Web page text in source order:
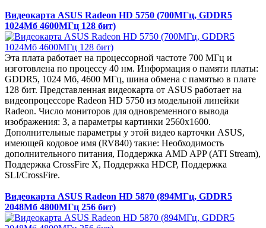
Видеокарта ASUS Radeon HD 5750 (700МГц, GDDR5
1024Мб 4600МГц 128 бит)
Эта плата работает на процессорной частоте 700 МГц и
изготовлена по процессу 40 нм. Информация о памяти платы:
GDDR5, 1024 Мб, 4600 МГц, шина обмена с памятью в плате
128 бит. Представленная видеокарта от ASUS работает на
видеопроцессоре Radeon HD 5750 из модельной линейки
Radeon. Число мониторов для одновременного вывода
изображения: 3, а параметры картинки 2560x1600.
Дополнительные параметры у этой видео карточки ASUS,
имеющей кодовое имя (RV840) такие: Необходимость
дополнительного питания, Поддержка AMD APP (ATI Stream),
Поддержка CrossFire X, Поддержка HDCP, Поддержка
SLI/CrossFire.
Видеокарта ASUS Radeon HD 5870 (894МГц, GDDR5
2048Мб 4800МГц 256 бит)